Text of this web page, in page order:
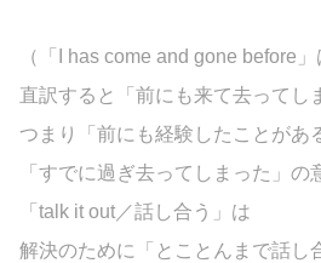
（「I has come and gone before」
直訳すると「前にも来て去ってし
つまり「前にも経験したことがあ
「すでに過ぎ去ってしまった」の
「talk it out／話し合う」は
解決のために「とことんまで話し